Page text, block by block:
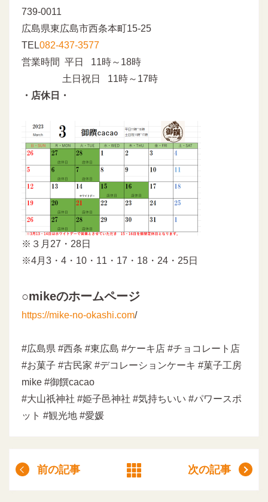
739-0011
広島県東広島市西条本町15-25
TEL082-437-3577
営業時間 平日 11時～18時
土日祝日 11時～17時
・店休日・
※３月27・28日
※4月3・4・10・11・17・18・24・25日
○mikeのホームページ
https://mike-no-okashi.com/
#広島県 #西条 #東広島 #ケーキ店 #チョコレート店
#お菓子 #古民家 #デコレーションケーキ #菓子工房
mike #御饌cacao
#大山祇神社 #姫子邑神社 #気持ちいい #パワースポ
ット #観光地 #愛媛
前の記事 次の記事